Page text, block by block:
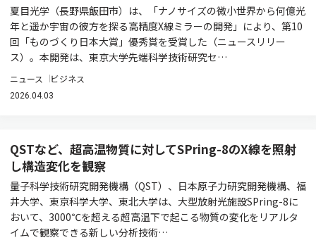
夏目光学（長野県飯田市）は、「ナノサイズの微小世界から何億光
年と遥か宇宙の彼方を探る高精度X線ミラーの開発」により、第10
回「ものづくり日本大賞」優秀賞を受賞した（ニュースリリー
ス）。本開発は、東京大学先端科学技術研究セ…
ニュース ビジネス
2026.04.03
QSTなど、超高温物質に対してSPring-8のX線を照射
し構造変化を観察
量子科学技術研究開発機構（QST）、日本原子力研究開発機構、福
井大学、東京科学大学、東北大学は、大型放射光施設SPring-8に
おいて、3000℃を超える超高温下で起こる物質の変化をリアルタ
イムで観察できる新しい分析技術…